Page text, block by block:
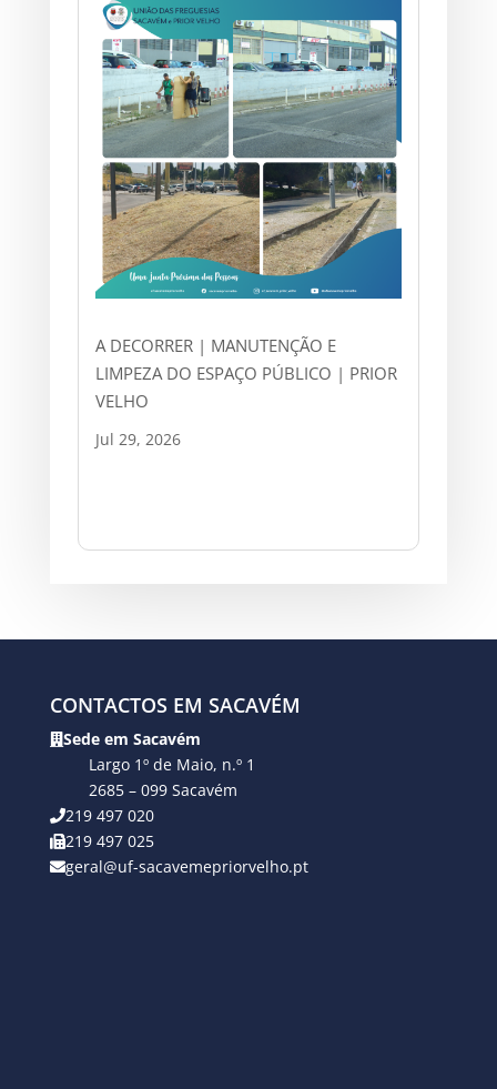
A DECORRER | MANUTENÇÃO E
LIMPEZA DO ESPAÇO PÚBLICO | PRIOR
VELHO
Jul 29, 2026
CONTACTOS EM SACAVÉM
Sede em Sacavém
Largo 1º de Maio, n.º 1
2685 – 099 Sacavém
219 497 020
219 497 025
geral@uf-sacavemepriorvelho.pt